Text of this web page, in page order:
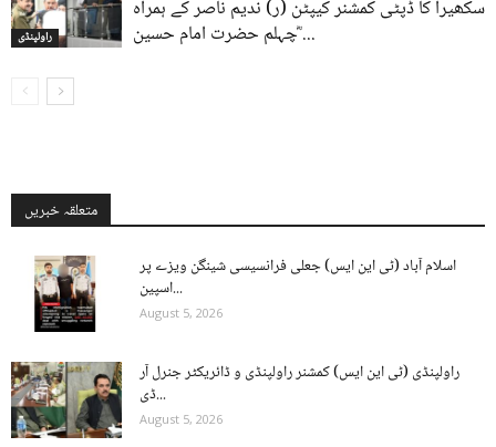
راولپنڈی
سکھیرا کا ڈپٹی کمشنر کیپٹن (ر) ندیم ناصر کے ہمراہ
چہلم حضرت امام حسین ؓ...
متعلقہ خبریں
اسلام آباد (ٹی این ایس) جعلی فرانسیسی شینگن ویزے پر
اسپین...
August 5, 2026
راولپنڈی (ٹی این ایس) کمشنر راولپنڈی و ڈائریکٹر جنرل آر
ڈی...
August 5, 2026